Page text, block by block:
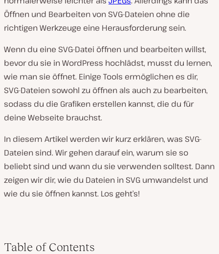
Öffnen und Bearbeiten von SVG-Dateien ohne die
richtigen Werkzeuge eine Herausforderung sein.
Wenn du eine SVG-Datei öffnen und bearbeiten willst,
bevor du sie in WordPress hochlädst, musst du lernen,
wie man sie öffnet. Einige Tools ermöglichen es dir,
SVG-Dateien sowohl zu öffnen als auch zu bearbeiten,
sodass du die Grafiken erstellen kannst, die du für
deine Webseite brauchst.
In diesem Artikel werden wir kurz erklären, was SVG-
Dateien sind. Wir gehen darauf ein, warum sie so
beliebt sind und wann du sie verwenden solltest. Dann
zeigen wir dir, wie du Dateien in SVG umwandelst und
wie du sie öffnen kannst. Los geht’s!
Table of Contents